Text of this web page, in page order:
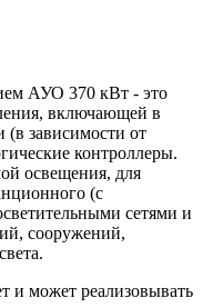
АУО 370 кВт - это
включающей в
(в зависимости от
контроллеры.
освещения, для
(с
сетями и
сооружений,
и может реализовывать